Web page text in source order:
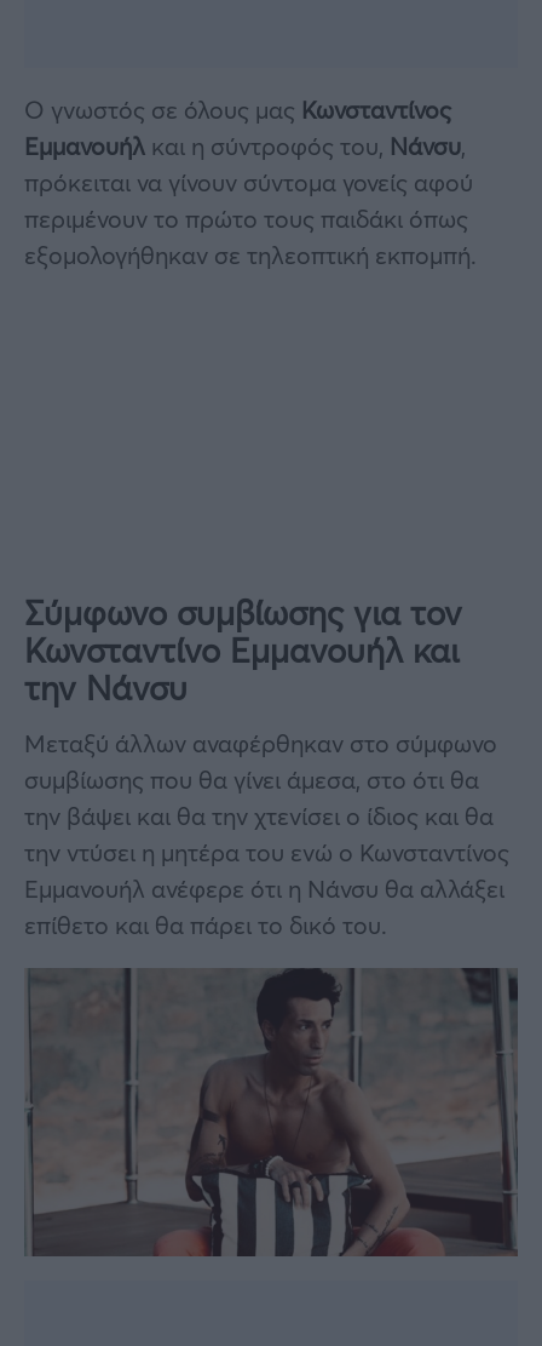
Ο γνωστός σε όλους μας Κωνσταντίνος
Εμμανουήλ και η σύντροφός του, Νάνσυ,
πρόκειται να γίνουν σύντομα γονείς αφού
περιμένουν το πρώτο τους παιδάκι όπως
εξομολογήθηκαν σε τηλεοπτική εκπομπή.
Σύμφωνο συμβίωσης για τον
Κωνσταντίνο Εμμανουήλ και
την Νάνσυ
Μεταξύ άλλων αναφέρθηκαν στο σύμφωνο
συμβίωσης που θα γίνει άμεσα, στο ότι θα
την βάψει και θα την χτενίσει ο ίδιος και θα
την ντύσει η μητέρα του ενώ ο Κωνσταντίνος
Εμμανουήλ ανέφερε ότι η Νάνσυ θα αλλάξει
επίθετο και θα πάρει το δικό του.